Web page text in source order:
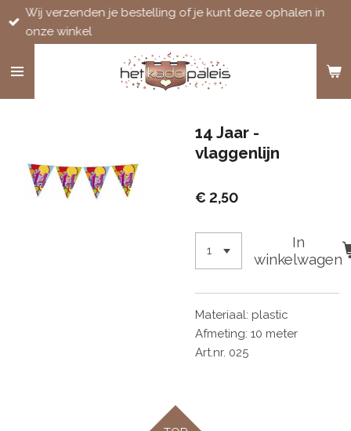
Ga
direct
de
Wij verzenden je bestelling of je kunt deze ophalen in
onze winkel
14 Jaar -
vlaggenlijn
€ 2,50
In
winkelwagen
Materiaal: plastic
Afmeting: 10 meter
Art.nr. 025